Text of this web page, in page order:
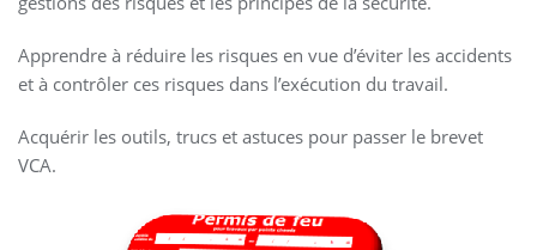
Apprendre à réduire les risques en vue d’éviter les accidents
et à contrôler ces risques dans l’exécution du travail.
Acquérir les outils, trucs et astuces pour passer le brevet
VCA.